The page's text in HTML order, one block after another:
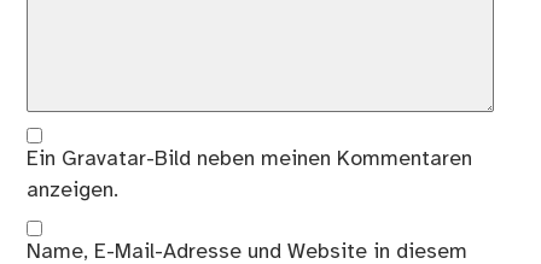
Ein Gravatar-Bild neben meinen Kommentaren
anzeigen.
Name, E-Mail-Adresse und Website in diesem